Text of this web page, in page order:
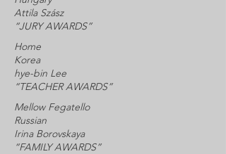
Attila Szász
“JURY AWARDS”
Home
Korea
hye-bin Lee
“TEACHER AWARDS”
Mellow Fegatello
Russian
Irina Borovskaya
“FAMILY AWARDS”